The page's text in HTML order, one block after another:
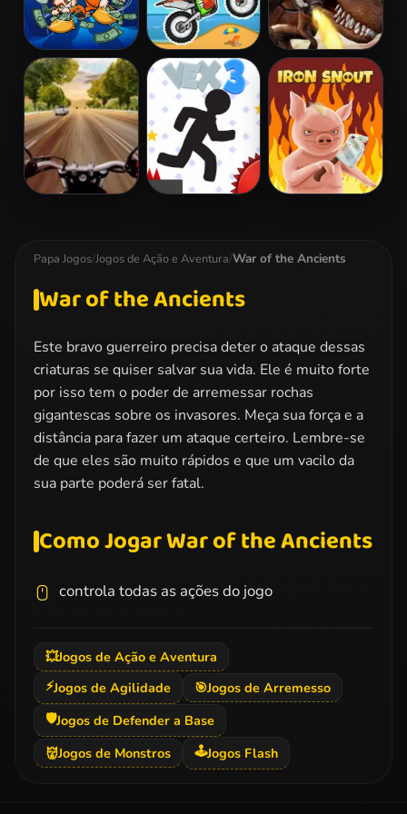
Money Movers
2
Moto X3M Mexico Rex
Papa Jogos/Jogos de Ação e Aventura/War of the Ancients
War of the Ancients
Este bravo guerreiro precisa deter o ataque dessas
criaturas se quiser salvar sua vida. Ele é muito forte
por isso tem o poder de arremessar rochas
gigantescas sobre os invasores. Meça sua força e a
distância para fazer um ataque certeiro. Lembre-se
de que eles são muito rápidos e que um vacilo da
sua parte poderá ser fatal.
Como Jogar War of the Ancients
controla todas as ações do jogo
💥Jogos de Ação e Aventura
⚡Jogos de Agilidade 🎯Jogos de Arremesso
🛡️Jogos de Defender a Base
👹Jogos de Monstros 🕹️Jogos Flash